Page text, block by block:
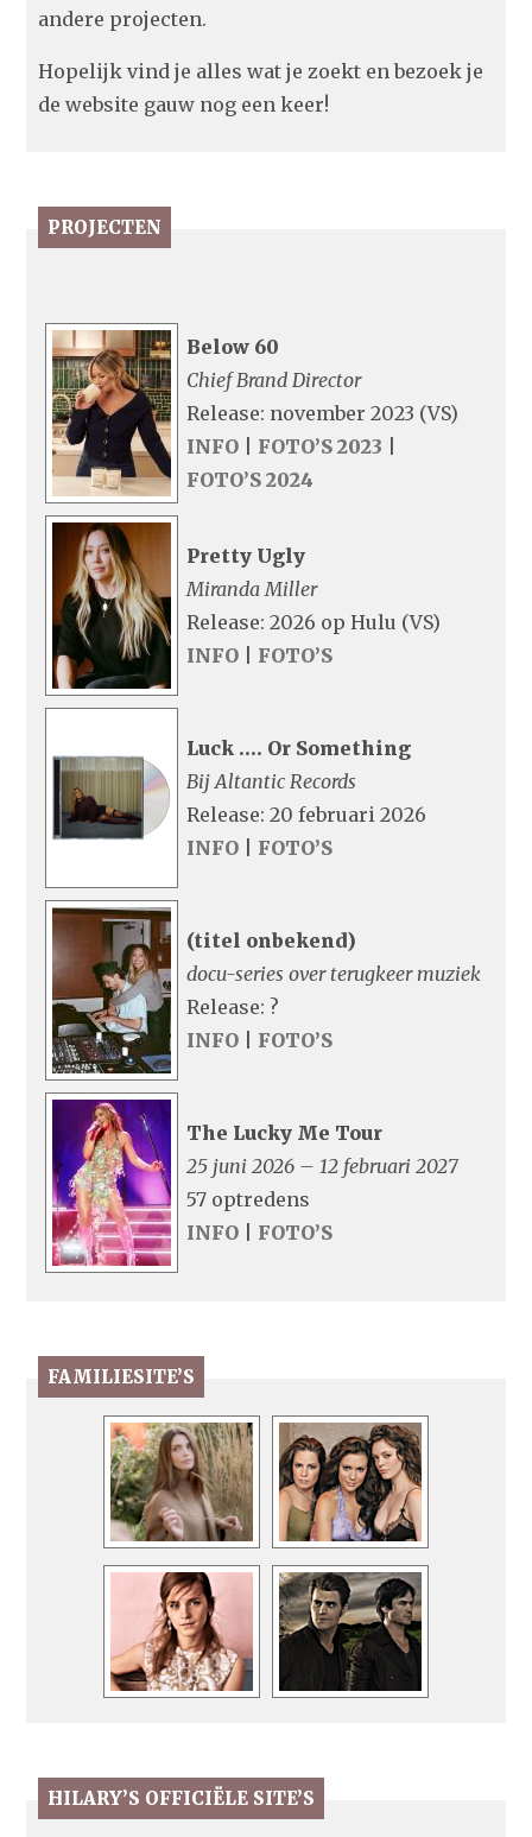
andere projecten.
Hopelijk vind je alles wat je zoekt en bezoek je
de website gauw nog een keer!
PROJECTEN
Below 60
Chief Brand Director
Release: november 2023 (VS)
INFO
FOTO’S 2023
FOTO’S 2024
Pretty Ugly
Miranda Miller
Release: 2026 op Hulu (VS)
INFO
FOTO’S
Luck …. Or Something
Bij Altantic Records
Release: 20 februari 2026
INFO
FOTO’S
(titel onbekend)
docu-series over terugkeer muziek
Release: ?
INFO
FOTO’S
The Lucky Me Tour
25 juni 2026 – 12 februari 2027
57 optredens
INFO
FOTO’S
FAMILIESITE’S
HILARY’S OFFICIËLE SITE’S